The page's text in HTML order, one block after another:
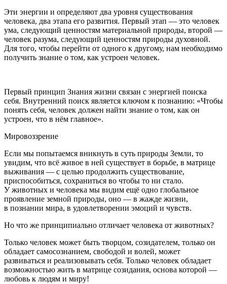
Эти энергии и определяют два уровня существования
человека, два этапа его развития. Первый этап — это человек
ума, следующий ценностям материальной природы, второй —
человек разума, следующий ценностям природы духовной.
Для того, чтобы перейти от одного к другому, нам необходимо
получить знание о том, как устроен человек.
Первый принцип Знания жизни связан с энергией поиска
себя. Внутренний поиск является ключом к познанию: «Чтобы
понять себя, человек должен найти знание о том, как он
устроен, что в нём главное».
Мировоззрение
Если мы попытаемся вникнуть в суть природы Земли, то
увидим, что всё живое в ней существует в борьбе, в матрице
выживания — с целью продолжить существование,
приспособиться, сохраниться во чтобы то ни стало.
У животных и человека мы видим ещё одно глобальное
проявление земной природы, оно — в жажде жизни,
в познании мира, в удовлетворении эмоций и чувств.
Но что же принципиально отличает человека от животных?
Только человек может быть творцом, созидателем, только он
обладает самосознанием, свободой и волей, может
развиваться и реализовывать себя. Только человек обладает
возможностью жить в матрице созидания, основа которой —
любовь к людям и миру!